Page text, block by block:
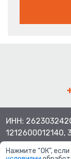
ИНН:
1212600012140,
Нажмите “ОК”,